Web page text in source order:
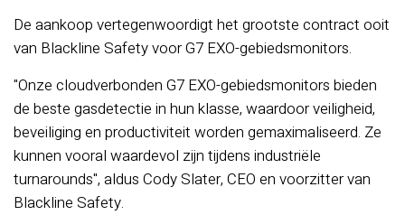
De aankoop vertegenwoordigt het grootste contract ooit
van Blackline Safety voor G7 EXO-gebiedsmonitors.
"Onze cloudverbonden G7 EXO-gebiedsmonitors bieden
de beste gasdetectie in hun klasse, waardoor veiligheid,
beveiliging en productiviteit worden gemaximaliseerd. Ze
kunnen vooral waardevol zijn tijdens industriële
turnarounds", aldus Cody Slater, CEO en voorzitter van
Blackline Safety.